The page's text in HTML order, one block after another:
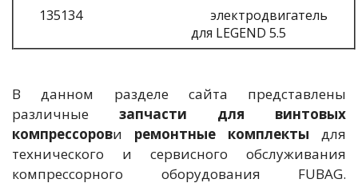
135134
электродвигатель
для LEGEND 5.5
В данном разделе сайта представлены
различные
запчасти для винтовых
компрессорови ремонтные комплекты
для
технического и сервисного обслуживания
компрессорного оборудования FUBAG.